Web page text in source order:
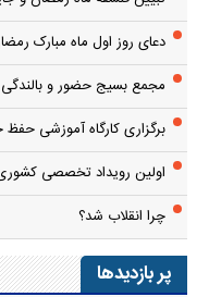
دعای روز اول ماه مبارک
مجمع بسیج حضور و
برگزاری کارگاه آموزشی
اولین رویداد تخصصی
چرا انقلاب شد؟
پر بازدیدها